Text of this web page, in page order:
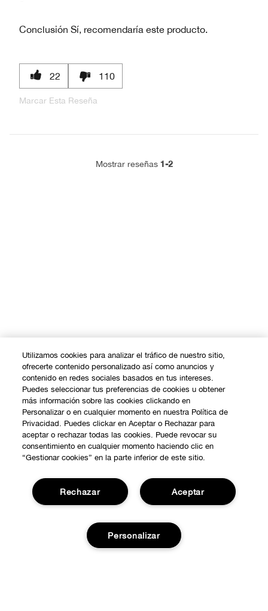
Conclusión Sí, recomendaría este producto.
22 110
Marcar Esta Reseña
Mostrar reseñas 1-2
Utilizamos cookies para analizar el tráfico de nuestro sitio,
ofrecerte contenido personalizado así como anuncios y
contenido en redes sociales basados en tus intereses.
Puedes seleccionar tus preferencias de cookies u obtener
más información sobre las cookies clickando en
Personalizar o en cualquier momento en nuestra Política de
Privacidad. Puedes clickar en Aceptar o Rechazar para
aceptar o rechazar todas las cookies. Puede revocar su
consentimiento en cualquier momento haciendo clic en
“Gestionar cookies” en la parte inferior de este sitio.
Aceptar
Rechazar
Personalizar